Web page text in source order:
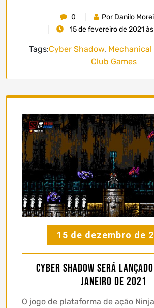
0
Por Danilo
15 de fevereiro de 2021 às
Tags:Cyber Shadow, Mechanical
Club Games
15 de dezembro de
Cyber ​​Shadow será
janeiro de 2021
O jogo de plataforma de ação